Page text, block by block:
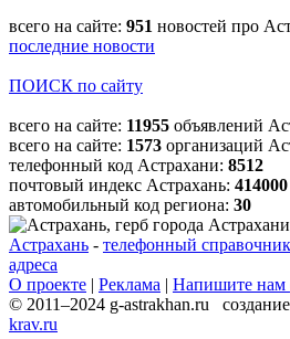
всего на сайте: 951 новостей про
последние новости
ПОИСК по сайту
всего на сайте: 11955 объявлений
всего на сайте: 1573 организаций
телефонный код Астрахани: 8512
почтовый индекс Астрахань: 414000
автомобильный код региона: 30
Астрахань - телефонный
адреса
О проекте | Реклама | Напишите нам
© 2011–2024 g-astrakhan.ru
krav.ru